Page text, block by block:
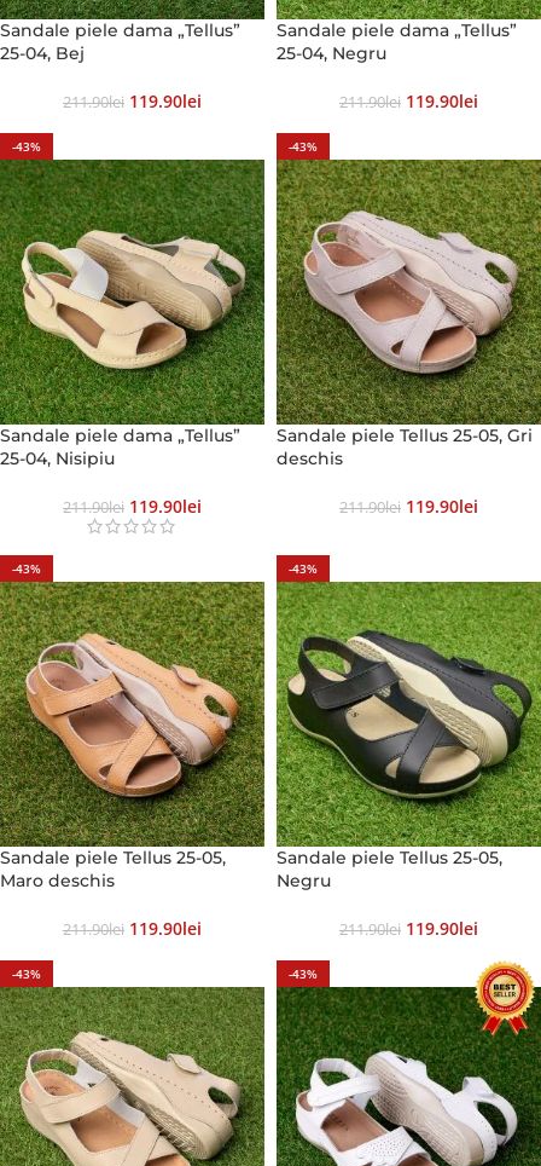
Sandale piele dama „Tellus”
25-04, Bej
211.90Lei 119.90Lei
Sandale piele dama „Tellus”
25-04, Negru
211.90Lei 119.90Lei
-43%
Sandale piele dama „Tellus”
25-04, Nisipiu
211.90Lei 119.90Lei
-43%
Sandale piele Tellus 25-05, Gri
deschis
211.90Lei 119.90Lei
-43%
Sandale piele Tellus 25-05,
Maro deschis
211.90Lei 119.90Lei
-43%
Sandale piele Tellus 25-05,
Negru
211.90Lei 119.90Lei
-43% -43%